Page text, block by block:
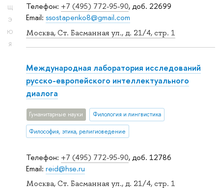
Щ
Э
Ю
Я
Телефон: +7 (495) 772-95-90, доб. 22699
Email: ssostapenko8@gmail.com
Москва, Ст. Басманная ул., д. 21/4, стр. 1
Телефон: +7 (495) 772-95-90, доб. 12786
Email: reid@hse.ru
Москва, Ст. Басманная ул., д. 21/4, стр. 1
Международная лаборатория исследований
русско-европейского интеллектуального
диалога
Гуманитарные науки Филология и лингвистика
Философия, этика, религиоведение